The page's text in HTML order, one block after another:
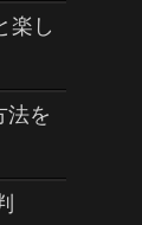
楽し
法を